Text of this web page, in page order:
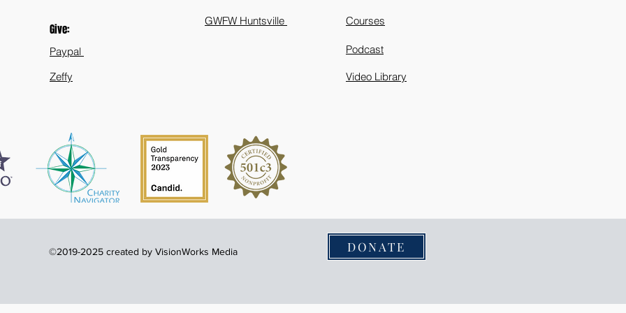
Give:
Paypal
Zeffy
GWFW Huntsville Courses
Podcast
Video Library
©2019-2025 created by VisionWorks Media DONATE